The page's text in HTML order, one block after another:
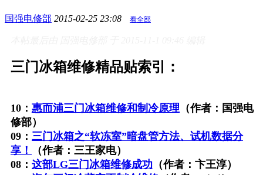
国强电修部 2015-02-25 23:08 看全部
三门冰箱维修精品贴索引：
10： 惠而浦三门冰箱维修和制冷原理 （作者：国强电
修部）
09： 三门冰箱之“软冻室”暗盘管方法、试机数据分
享！
（作者：三王家电）
08： 这部LG三门冰箱维修成功 （作者：卞王淳）